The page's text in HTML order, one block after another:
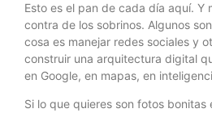
Esto es el pan de cada día aquí. Y
contra de los sobrinos. Algunos
cosa es manejar redes sociales y
construir una arquitectura digital
en Google, en mapas, en
Si lo que quieres son fotos bonitas